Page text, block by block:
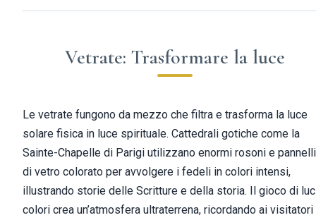
Vetrate: Trasformare la luce
Le vetrate fungono da mezzo che filtra e trasforma la luce
solare fisica in luce spirituale. Cattedrali gotiche come la
Sainte-Chapelle di Parigi utilizzano enormi rosoni e pannelli
di vetro colorato per avvolgere i fedeli in colori intensi,
illustrando storie delle Scritture e della storia. Il gioco di
colori crea un’atmosfera ultraterrena, ricordando ai visitatori